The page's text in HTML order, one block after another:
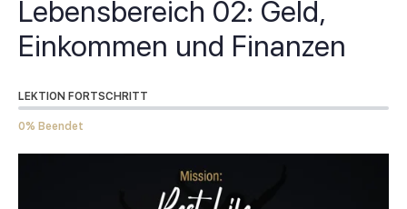
Lebensbereich 02: Geld,
Einkommen und Finanzen
LEKTION FORTSCHRITT
0% Beendet